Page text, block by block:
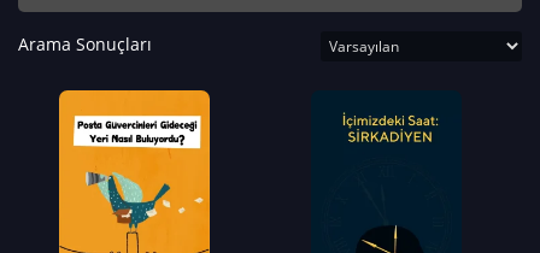
Arama Sonuçları